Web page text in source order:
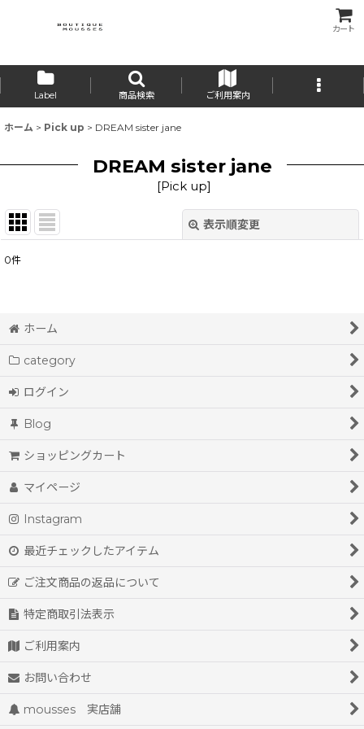
カート
Label 商品検索 ご利用案内
ホーム > Pick up > DREAM sister jane
DREAM sister jane
[Pick up]
表示順変更
0件
ホーム
category
ログイン
Blog
ショッピングカート
マイページ
Instagram
最近チェックしたアイテム
ご注文商品の返品について
特定商取引法表示
ご利用案内
お問い合わせ
mousses 実店舗